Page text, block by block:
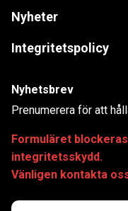
Nyheter
Integritetspolicy
Nyhetsbrev
Prenumerera för att
Formuläret
integritetsskydd.
Vänligen kontakta